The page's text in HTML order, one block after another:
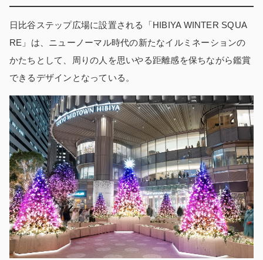
日比谷ステップ広場に設置される「HIBIYA WINTER SQUA
RE」は、ニューノーマル時代の新たなイルミネーションの
かたちとして、周りの人を思いやる距離感を保ちながら鑑賞
できるデザインとなっている。